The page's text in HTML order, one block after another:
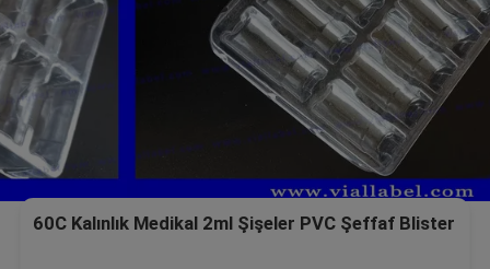
60C Kalınlık Medikal 2ml Şişeler PVC Şeffaf Blister